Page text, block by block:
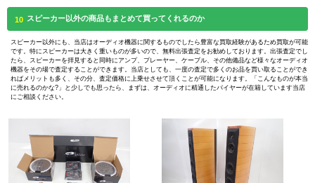
10 スピーカー以外の商品もまとめて買ってくれるのか
スピーカー以外にも、当店はオーディオ機器に関するものでしたら豊富な買取経験があるため買取が可能
です。特にスピーカーは大きく重いものが多いので、無料出張査定をお勧めしております。出張査定でし
たら、スピーカーを拝見すると同時にアンプ、プレーヤー、ケーブル、その他備品など様々なオーディオ
機器をその場で査定することができます。当店としても、一度の査定で多くのお品を買い取ることができ
ればメリットも多く、その分、査定価格に上乗せさせて頂くことが可能になります。「こんなものが本当
に売れるのかな?」と少しでも思ったら、まずは、オーディオに精通したバイヤーが在籍しています当店
にご相談ください。